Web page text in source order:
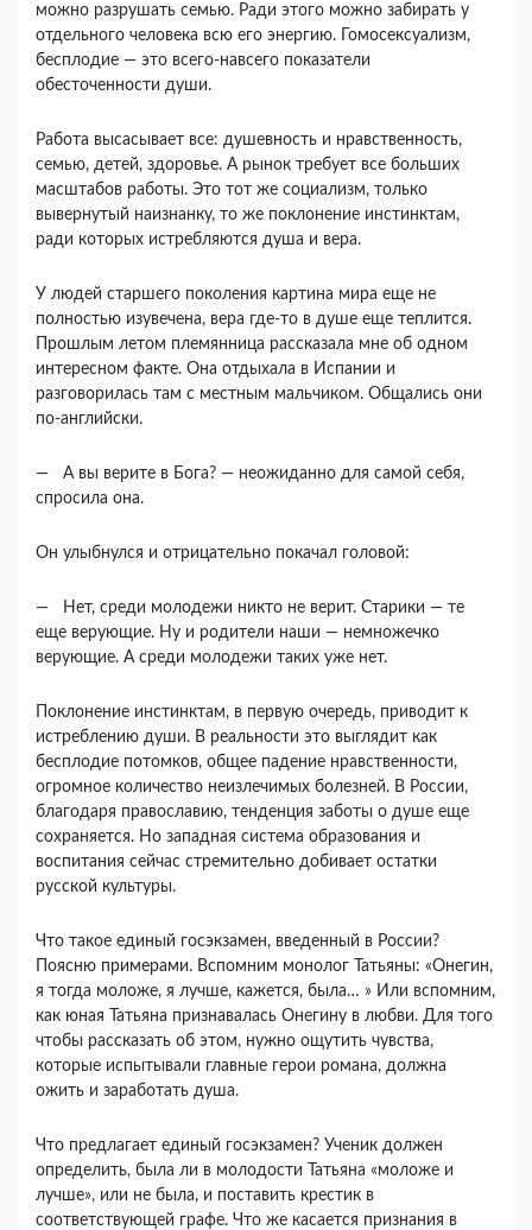
можно разрушать семью. Ради этого можно забирать у
отдельного человека всю его энергию. Гомосексуализм,
бесплодие — это все­го-навсего показатели
обесточенности души.
Работа высасывает все: душевность и нравствен­ность,
семью, детей, здоровье. А рынок требует все больших
масштабов работы. Это тот же социализм, только
вывернутый наизнанку, то же поклонение инстинктам,
ради которых истребляются душа и вера.
У людей старшего поколения картина мира еще не
полностью изувечена, вера где-то в душе еще теп­лится.
Прошлым летом племянница рассказала мне об одном
интересном факте. Она отдыхала в Испа­нии и
разговорилась там с местным мальчиком. Об­щались они
по-английски.
— А вы верите в Бога? — неожиданно для самой себя,
спросила она.
Он улыбнулся и отрицательно покачал головой:
— Нет, среди молодежи никто не верит. Стари­ки — те
еще верующие. Ну и родители наши — немножечко
верующие. А среди молодежи таких уже нет.
Поклонение инстинктам, в первую очередь, при­водит к
истреблению души. В реальности это выгля­дит как
бесплодие потомков, общее падение нравст­венности,
огромное количество неизлечимых болез­ней. В России,
благодаря православию, тенденция заботы о душе еще
сохраняется. Но западная систе­ма образования и
воспитания сейчас стремительно добивает остатки
русской культуры.
Что такое единый госэкзамен, введенный в России?
Поясню примерами. Вспомним монолог Татьяны: «Онегин,
я тогда моложе, я лучше, кажется, была… » Или вспомним,
как юная Татьяна признавалась Онеги­ну в любви. Для того
чтобы рассказать об этом, нужно ощутить чувства,
которые испытывали главные герои романа, должна
ожить и заработать душа.
Что предлагает единый госэкзамен? Ученик дол­жен
определить, была ли в молодости Татьяна «мо­ложе и
лучше», или не была, и поставить крестик в
соответствующей графе. Что же касается признания в